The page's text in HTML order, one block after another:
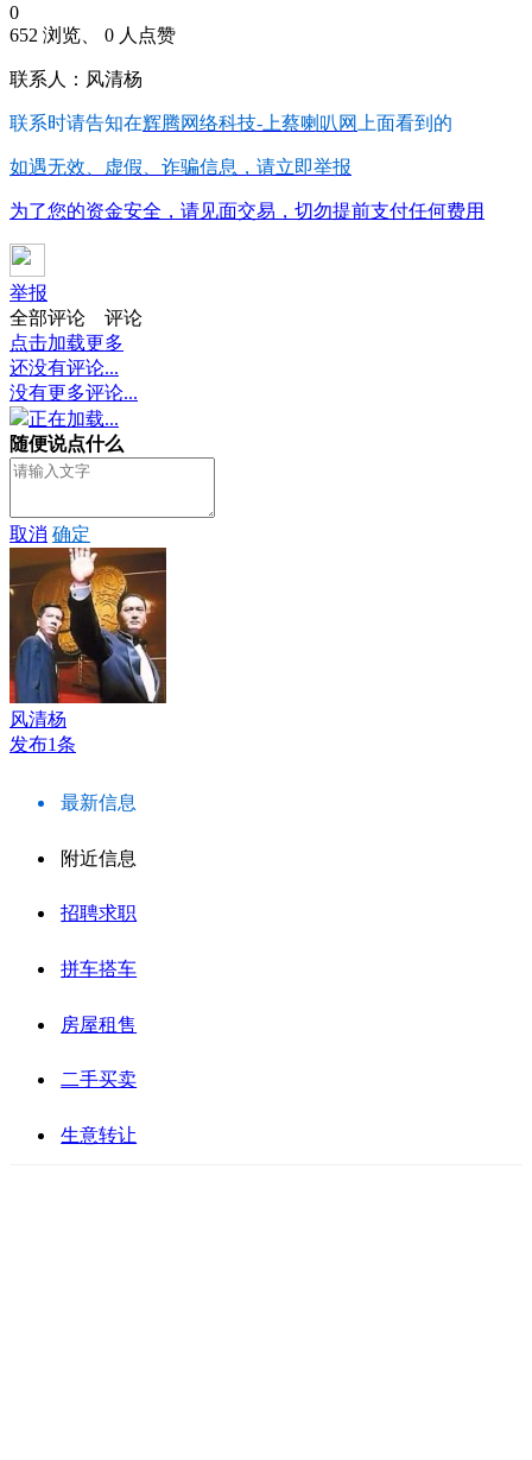
0
652 浏览、 0 人点赞
联系人：风清杨
联系时请告知在辉腾网络科技-上蔡喇叭网 上面看到的
如遇无效、虚假、诈骗信息，请立即举报
为了您的资金安全，请见面交易，切勿提前支付任何费用
举报
全部评论
评论
点击加载更多
还没有评论...
没有更多评论...
正在加载...
随便说点什么
取消 确定
风清杨
发布1条
最新信息
附近信息
招聘求职
拼车搭车
房屋租售
二手买卖
生意转让